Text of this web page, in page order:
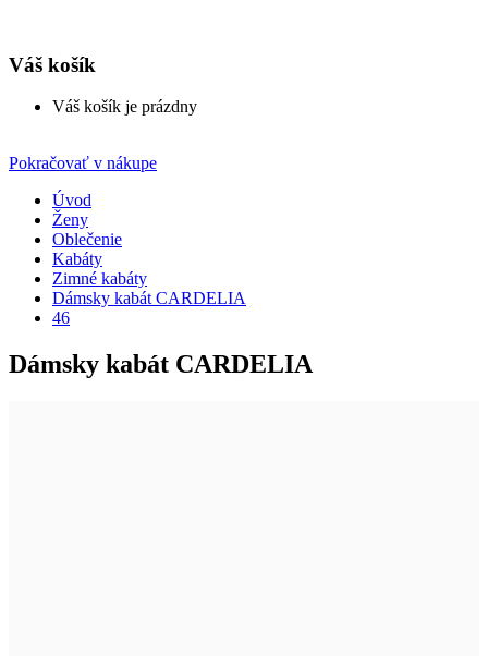
Váš košík
Váš košík je prázdny
Pokračovať v nákupe
Úvod
Ženy
Oblečenie
Kabáty
Zimné kabáty
Dámsky kabát CARDELIA
46
Dámsky kabát CARDELIA